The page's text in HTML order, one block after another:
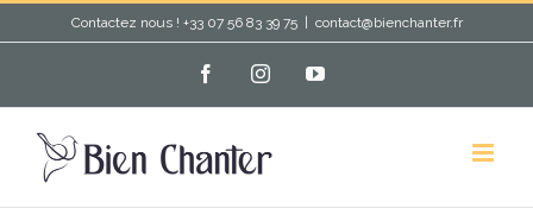
contenu
Contactez nous ! +33 07 56 83 39 75 contact@bienchanter.fr
FacebookInstagramYouTube